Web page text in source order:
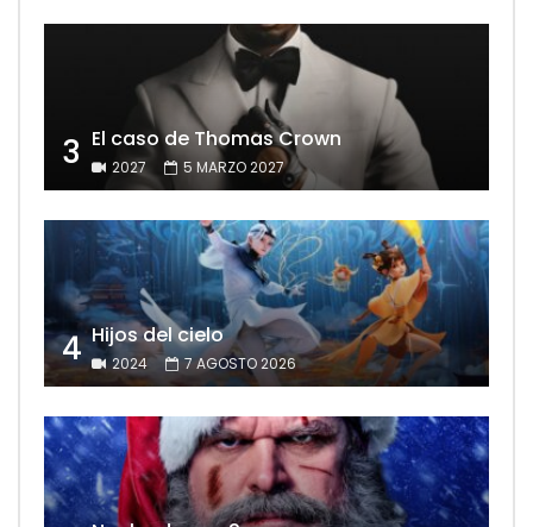
3 El caso de Thomas Crown
2027 5 MARZO 2027
4 Hijos del cielo
2024 7 AGOSTO 2026